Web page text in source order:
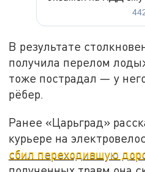
В результате
получила перелом
тоже пострадал — у
рёбер.
Ранее «Царьград»
курьере на
сбил переходившую